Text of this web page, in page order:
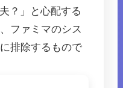
？」と心配する
ファミマのシス
排除するもので